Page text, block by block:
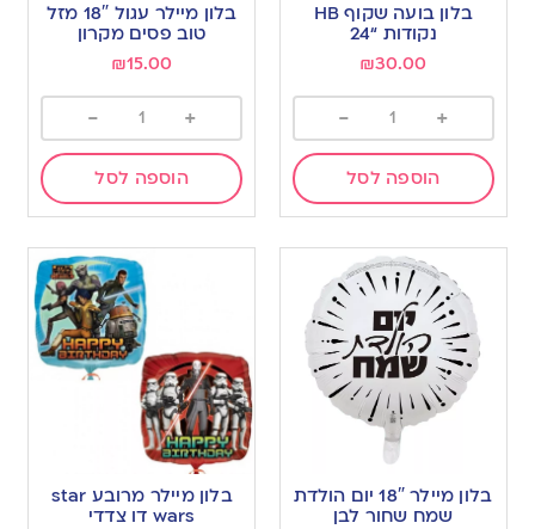
בלון בועה שקוף HB
נקודות “24
₪30.00
+
-
הוספה לסל
בלון מיילר עגול 18″ מזל
טוב פסים מקרון
₪15.00
+
-
הוספה לסל
בלון מיילר 18″ יום הולדת
שמח שחור לבן
בלון מיילר מרובע star
wars דו צדדי